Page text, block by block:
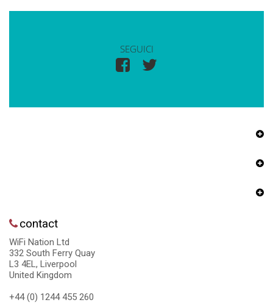
SEGUICI
contact
WiFi Nation Ltd
332 South Ferry Quay
L3 4EL, Liverpool
United Kingdom
+44 (0) 1244 455 260